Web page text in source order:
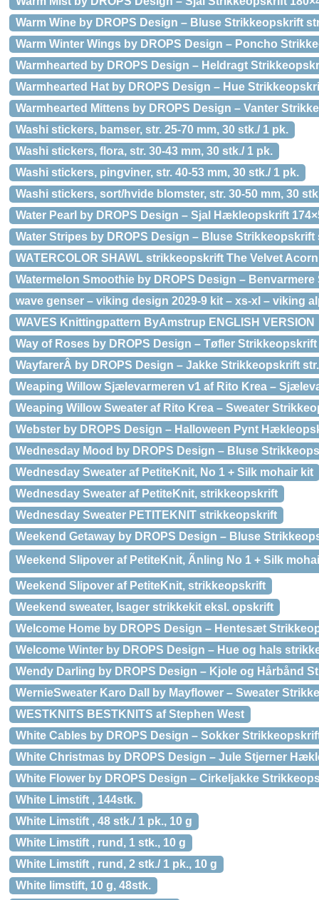
Warm Wine by DROPS Design – Bluse Strikkeopskrift
Warm Winter Wings by DROPS Design – Poncho
Warmhearted by DROPS Design – Heldragt
Warmhearted Hat by DROPS Design – Hue
Warmhearted Mittens by DROPS Design – Vanter
Washi stickers, bamser, str. 25-70 mm, 30 stk./ 1 pk.
Washi stickers, flora, str. 30-43 mm, 30 stk./ 1 pk.
Washi stickers, pingviner, str. 40-53 mm, 30 stk./ 1 pk.
Washi stickers, sort/hvide blomster, str. 30-50 mm, 30
Water Pearl by DROPS Design – Sjal Hækleopskrift
Water Stripes by DROPS Design – Bluse Strikkeopskrift
WATERCOLOR SHAWL strikkeopskrift The Velvet Acorn
Watermelon Smoothie by DROPS Design –
wave genser – viking design 2029-9 kit – xs-xl – viking
WAVES Knittingpattern ByAmstrup ENGLISH VERSION
Way of Roses by DROPS Design – Tøfler Strikkeopskrift
WayfarerÂ by DROPS Design – Jakke Strikkeopskrift
Weaping Willow Sjælevarmeren v1 af Rito Krea –
Weaping Willow Sweater af Rito Krea – Sweater
Webster by DROPS Design – Halloween Pynt
Wednesday Mood by DROPS Design – Bluse
Wednesday Sweater af PetiteKnit, No 1 + Silk mohair kit
Wednesday Sweater af PetiteKnit, strikkeopskrift
Wednesday Sweater PETITEKNIT strikkeopskrift
Weekend Getaway by DROPS Design – Bluse
Weekend Slipover af PetiteKnit, Ãnling No 1 + Silk
Weekend Slipover af PetiteKnit, strikkeopskrift
Weekend sweater, Isager strikkekit eksl. opskrift
Welcome Home by DROPS Design – Hentesæt
Welcome Winter by DROPS Design – Hue og hals
Wendy Darling by DROPS Design – Kjole og Hårbånd
WernieSweater Karo Dall by Mayflower – Sweater
WESTKNITS BESTKNITS af Stephen West
White Cables by DROPS Design – Sokker
White Christmas by DROPS Design – Jule Stjerner
White Flower by DROPS Design – Cirkeljakke
White Limstift , 144stk.
White Limstift , 48 stk./ 1 pk., 10 g
White Limstift , rund, 1 stk., 10 g
White Limstift , rund, 2 stk./ 1 pk., 10 g
White limstift, 10 g, 48stk.